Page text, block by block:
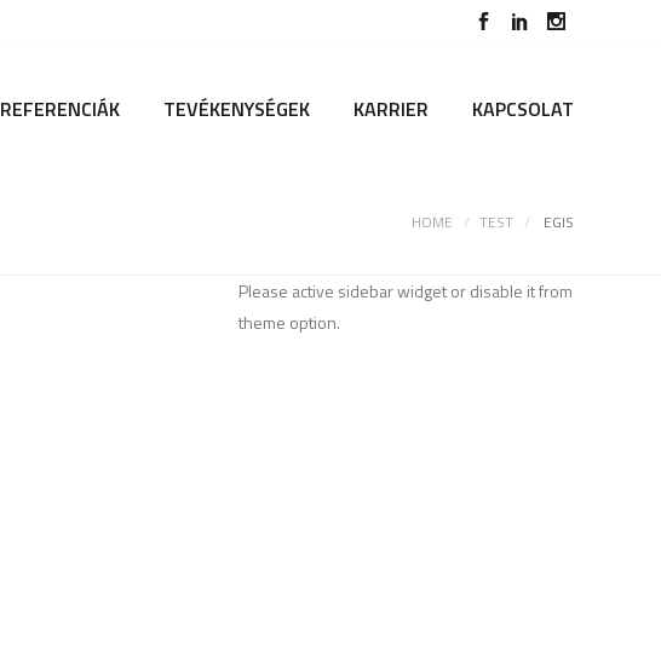
REFERENCIÁK TEVÉKENYSÉGEK KARRIER KAPCSOLAT
HOME TEST EGIS
Please active sidebar widget or disable it from
theme option.